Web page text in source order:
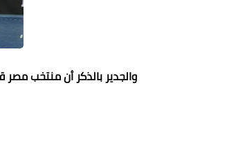
والجدير بالذكر أن منتخب